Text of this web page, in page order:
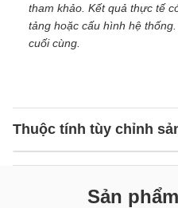
Thương hiệu bộ
nhớ IC
tham khảo. Kết quả thực tế
tảng hoặc cấu hình hệ
cuối cùng.
Thuộc tính tùy chỉnh
Sản